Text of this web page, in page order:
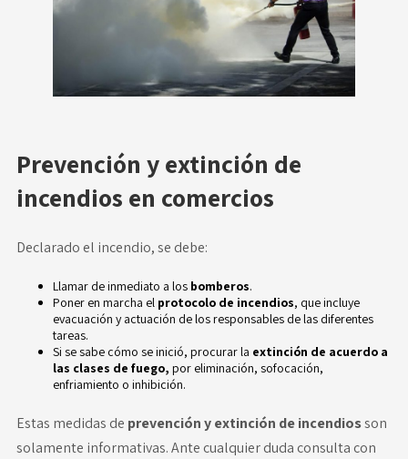
Prevención y extinción de
incendios en comercios
Declarado el incendio, se debe:
Llamar de inmediato a los bomberos.
Poner en marcha el protocolo de incendios, que incluye
evacuación y actuación de los responsables de las diferentes
tareas.
Si se sabe cómo se inició, procurar la extinción de acuerdo a
las clases de fuego, por eliminación, sofocación,
enfriamiento o inhibición.
Estas medidas de prevención y extinción de incendiosson
solamente informativas. Ante cualquier duda consulta con